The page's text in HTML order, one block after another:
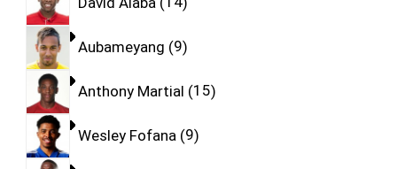
Aubameyang 9
Anthony Martial 15
Wesley Fofana 9